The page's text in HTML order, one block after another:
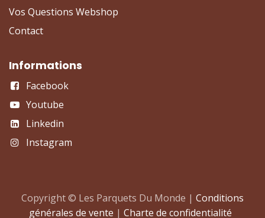
Vos Questions Webshop
Contact
Informations
Facebook
Youtube
Linkedin
Instagram
Copyright © Les Parquets Du Monde | Conditions
générales de vente | Charte de confidentialité